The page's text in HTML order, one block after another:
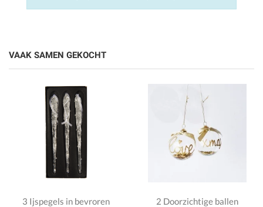
VAAK SAMEN GEKOCHT
3 Ijspegels in bevroren
2 Doorzichtige ballen